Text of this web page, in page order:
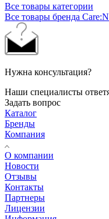
Все товары категории
Все товары бренда
Нужна консультация?
Наши специалисты
Задать вопрос
Каталог
Бренды
Компания
О компании
Новости
Отзывы
Контакты
Партнеры
Лицензии